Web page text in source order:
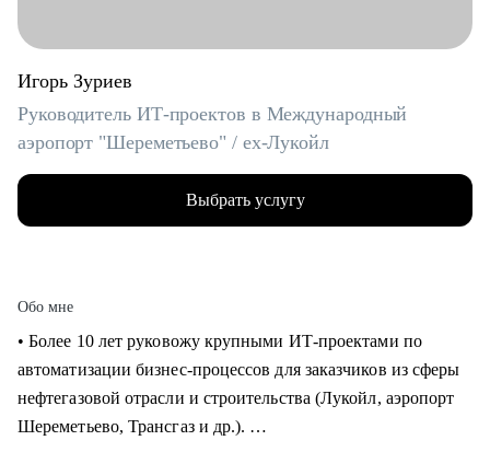
Игорь Зуриев
Руководитель ИТ-проектов в Международный
аэропорт "Шереметьево" / ex-Лукойл
Выбрать услугу
Обо мне
• Более 10 лет руковожу крупными ИТ-проектами по
автоматизации бизнес-процессов для заказчиков из сферы
нефтегазовой отрасли и строительства (Лукойл, аэропорт
Шереметьево, Трансгаз и др.).